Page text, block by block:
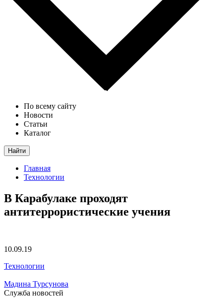
По всему сайту
Новости
Статьи
Каталог
Найти
Главная
Технологии
В Карабулаке проходят
антитеррористические учения
10.09.19
Технологии
Мадина Турсунова
Служба новостей